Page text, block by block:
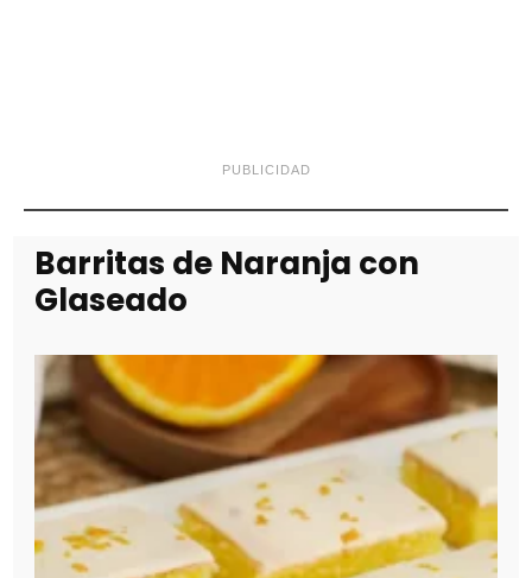
PUBLICIDAD
Barritas de Naranja con
Glaseado